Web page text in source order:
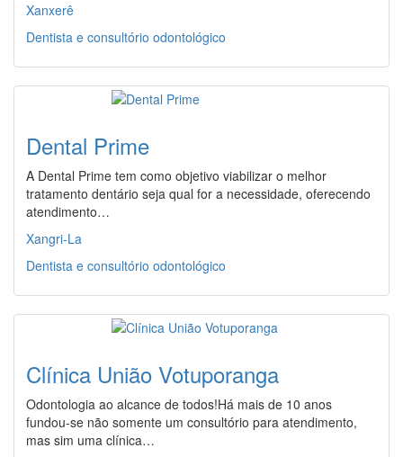
Xanxerê
Dentista e consultório odontológico
Dental Prime
A Dental Prime tem como objetivo viabilizar o melhor
tratamento dentário seja qual for a necessidade, oferecendo
atendimento…
Xangri-La
Dentista e consultório odontológico
Clínica União Votuporanga
Odontologia ao alcance de todos!Há mais de 10 anos
fundou-se não somente um consultório para atendimento,
mas sim uma clínica…